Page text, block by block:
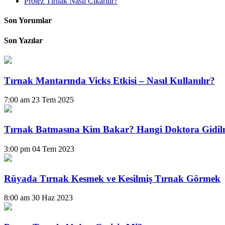
Son Yorumlar
Son Yazılar
Tırnak Mantarında Vicks Etkisi – Nasıl Kullanılır?
7:00 am 23 Tem 2025
Tırnak Batmasına Kim Bakar? Hangi Doktora
3:00 pm 04 Tem 2023
Rüyada Tırnak Kesmek ve Kesilmiş Tırnak Görmek
8:00 am 30 Haz 2023